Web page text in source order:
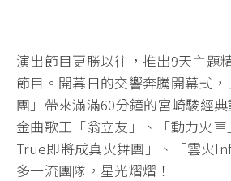
演出節目更勝以往，推出9天主題
節目。開幕日的交響奔騰開幕式
團」帶來滿滿60分鐘的宮崎駿經
金曲歌王「翁立友」、「動力火
True即將成真火舞團」、「雲火
多一流團隊，星光熠熠！